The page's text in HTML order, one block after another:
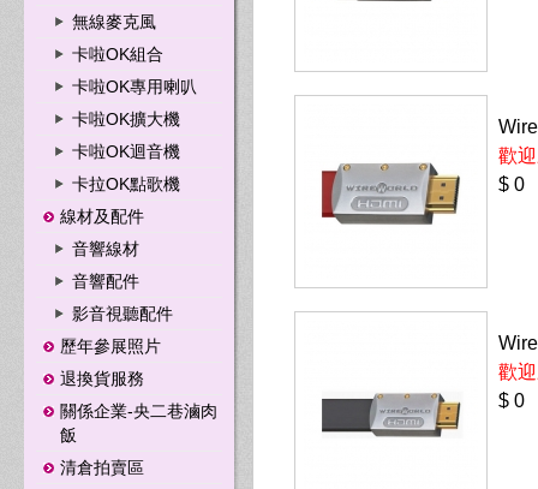
無線麥克風
卡啦OK組合
卡啦OK專用喇叭
卡啦OK擴大機
卡啦OK迴音機
卡拉OK點歌機
線材及配件
音響線材
音響配件
影音視聽配件
歷年參展照片
退換貨服務
關係企業-央二巷滷肉
飯
清倉拍賣區
歡
$ 0
歡
$ 0